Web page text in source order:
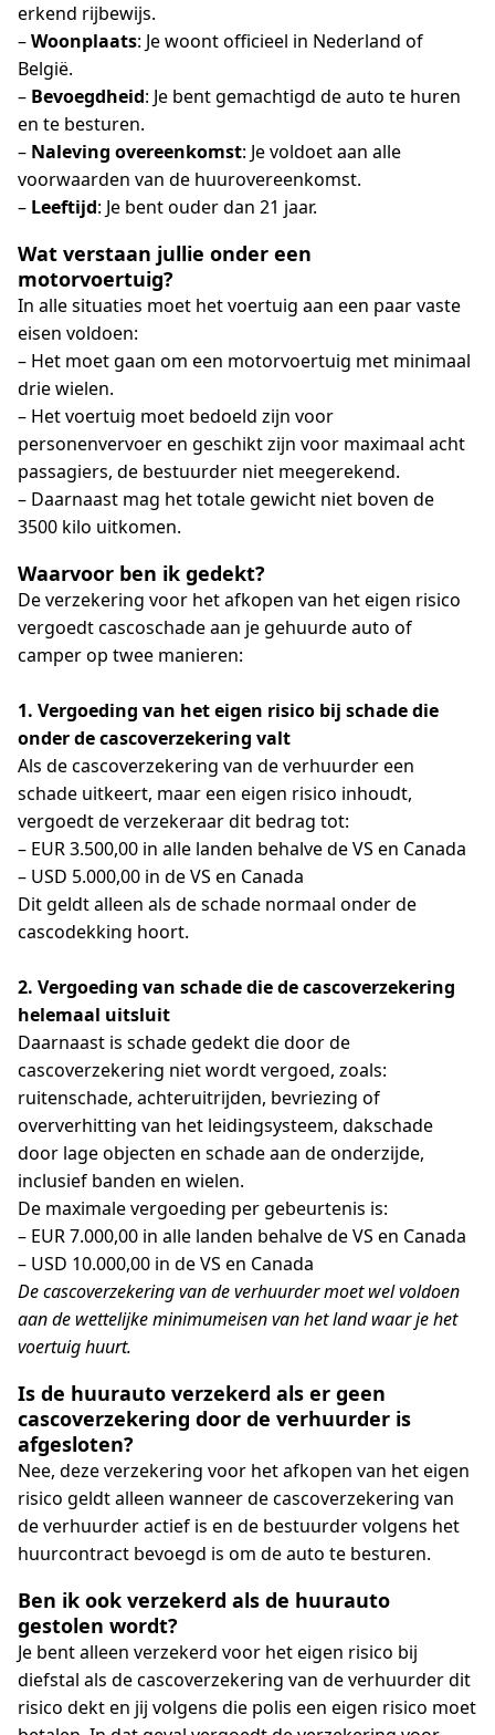
erkend rijbewijs.
–Woonplaats: Je woont officieel in Nederland of
België.
– Bevoegdheid: Je bent gemachtigd de auto te huren
en te besturen.
– Naleving overeenkomst: Je voldoet aan alle
voorwaarden van de huurovereenkomst.
– Leeftijd: Je bent ouder dan 21 jaar.
Wat verstaan jullie onder een
motorvoertuig?
In alle situaties moet het voertuig aan een paar vaste
eisen voldoen:
– Het moet gaan om een motorvoertuig met minimaal
drie wielen.
– Het voertuig moet bedoeld zijn voor
personenvervoer en geschikt zijn voor maximaal acht
passagiers, de bestuurder niet meegerekend.
– Daarnaast mag het totale gewicht niet boven de
3500 kilo uitkomen.
Waarvoor ben ik gedekt?
De verzekering voor het afkopen van het eigen risico
vergoedt cascoschade aan je gehuurde auto of
camper op twee manieren:
1. Vergoeding van het eigen risico bij schade die
onder de cascoverzekering valt
Als de cascoverzekering van de verhuurder een
schade uitkeert, maar een eigen risico inhoudt,
vergoedt de verzekeraar dit bedrag tot:
– EUR 3.500,00 in alle landen behalve de VS en Canada
– USD 5.000,00 in de VS en Canada
Dit geldt alleen als de schade normaal onder de
cascodekking hoort.
2. Vergoeding van schade die de cascoverzekering
helemaal uitsluit
Daarnaast is schade gedekt die door de
cascoverzekering niet wordt vergoed, zoals:
ruitenschade, achteruitrijden, bevriezing of
oververhitting van het leidingsysteem, dakschade
door lage objecten en schade aan de onderzijde,
inclusief banden en wielen.
De maximale vergoeding per gebeurtenis is:
– EUR 7.000,00 in alle landen behalve de VS en Canada
– USD 10.000,00 in de VS en Canada
De cascoverzekering van de verhuurder moet wel voldoen
aan de wettelijke minimumeisen van het land waar je het
voertuig huurt.
Is de huurauto verzekerd als er geen
cascoverzekering door de verhuurder is
afgesloten?
Nee, deze verzekering voor het afkopen van het eigen
risico geldt alleen wanneer de cascoverzekering van
de verhuurder actief is en de bestuurder volgens het
huurcontract bevoegd is om de auto te besturen.
Ben ik ook verzekerd als de huurauto
gestolen wordt?
Je bent alleen verzekerd voor het eigen risico bij
diefstal als de cascoverzekering van de verhuurder dit
risico dekt en jij volgens die polis een eigen risico moet